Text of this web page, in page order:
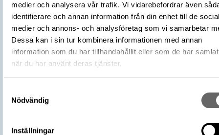
medier och analysera vår trafik. Vi vidarebefordrar även
identifierare och annan information från din enhet till de
medier och annons- och analysföretag som vi samarbetar
Dessa kan i sin tur kombinera informationen med annan
information som du har tillhandahållit eller som de har
när du har använt deras tjänster.
Nödvändig
Inställningar
Tillverkningsplats
Abbasidiska kalifatet
Samarqand
Tillverkare al-Mutamid (Myntherre)
Föremålsnummer
3001578
Förvärvsnummer
16200
Plats: Sigsarve, Fornlämning:
kommun, Landskap: Gotland, Land: